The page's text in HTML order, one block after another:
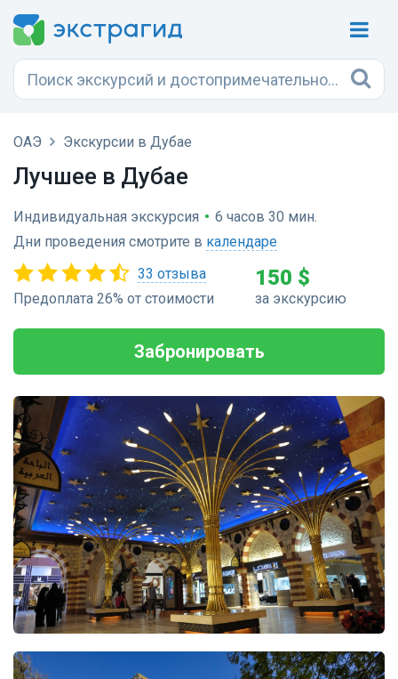
ОАЭ Экскурсии в Дубае
Лучшее в Дубае
Индивидуальная экскурсия • 6 часов 30 мин.
Дни проведения смотрите в календаре
33 отзыва
Предоплата 26% от стоимости
150 $
за экскурсию
Забронировать